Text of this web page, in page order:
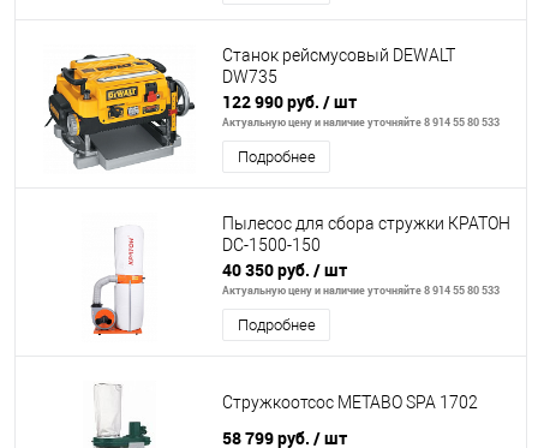
Станок рейсмусовый DEWALT
DW735
122 990 руб. / шт
Актуальную цену и наличие уточняйте 8 914 55 80 533
Подробнее
Пылесос для сбора стружки КРАТОН
DC-1500-150
40 350 руб. / шт
Актуальную цену и наличие уточняйте 8 914 55 80 533
Подробнее
Стружкоотсос METABO SPA 1702
58 799 руб. / шт